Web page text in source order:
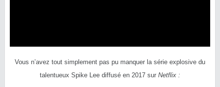
Vous n’avez tout simplement pas pu manquer la série explosive du
talentueux Spike Lee diffusé en 2017 sur Netflix :